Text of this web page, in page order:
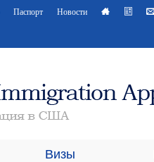
Паспорт Новости
Визы